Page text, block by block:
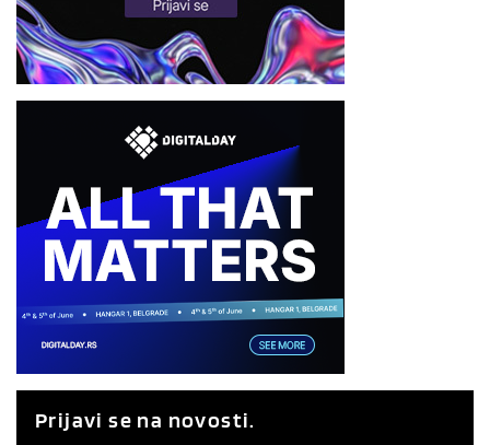
Prijavi se na novosti.